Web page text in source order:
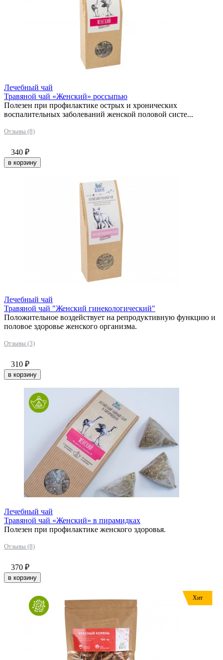
Лечебный чай
Травяной чай «Женский» россыпью
Полезен при профилактике острых и хронических
воспалительных заболеваний женской половой систе...
Отзывы (8)
340 ₽
в корзину
Лечебный чай
Травяной чай "Женский гинекологический"
Положительное воздействует на репродуктивную функцию и
половое здоровье женского организма.
Отзывы (3)
310 ₽
в корзину
Лечебный чай
Травяной чай «Женский» в пирамидках
Полезен при профилактике женского здоровья.
Отзывы (8)
370 ₽
в корзину
Хит